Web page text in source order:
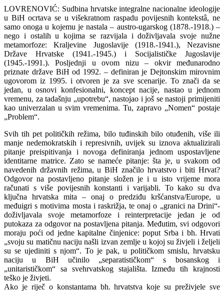
LOVRENOVIĆ: Sudbina hrvatske integralne nacionalne ideologije
u BiH ocrtava se u višekratnom raspadu povijesnih kontekstâ, ne
samo onoga u kojemu je nastala – austro-ugarskog (1878.-1918.) –
nego i ostalih u kojima se razvijala i doživljavala svoje nužne
metamorfoze: Kraljevine Jugoslavije (1918.-1941.), Nezavisne
Države Hrvatske (1941.-1945.) i Socijalističke Jugoslavije
(1945.-1991.). Posljednji u ovom nizu – okvir međunarodno
priznate države BiH od 1992. – definiran je Dejtonskim mirovnim
ugovorom iz 1995. i otvoren je za sve scenarije. To znači da se
jedan, u osnovi konfesionalni, koncept nacije, nastao u jednom
vremenu, za tadašnju „upotrebu“, nastojao i još se nastoji primijeniti
kao univerzalan u svim vremenima. Tu, zapravo „Nomen“ postaje
„Problem“.
Svih tih pet političkih režima, bilo tuđinskih bilo otuđenih, više ili
manje nedemokratskih i represivnih, uvijek su iznova aktualizirali
pitanje preispitivanja i novoga definiranja jednom uspostavljene
identitarne matrice. Zato se nameće pitanje: šta je, u svakom od
navedenih državnih režima, u BiH značilo hrvatstvo i biti Hrvat?
Odgovor na postavljeno pitanje složen je i u isto vrijeme mora
računati s više povijesnih konstanti i varijabli. To kako su dva
ključna hrvatska mita – onaj o predziđu kršćanstva/Europe, u
međuigri s motivima mosta i raskrižja, te onaj o „granici na Drini“-
doživljavala svoje metamorfoze i reinterpretacije jedan je od
putokaza za odgovor na postavljena pitanja. Međutim, svi odgovori
moraju poći od jedne kapitalne činjenice: poput Srba i bh. Hrvati
„svoju su matičnu naciju našli izvan zemlje u kojoj su živjeli i željeli
su se ujediniti s njom“. To je pak, u političkom smislu, hrvatsku
naciju u BiH učinilo „separatističkom“ s bosanskog i
„unitarističkom“ sa svehrvatskog stajališta. Između tih krajnosti
teško je živjeti.
Ako je riječ o konstantama bh. hrvatstva koje su preživjele sve